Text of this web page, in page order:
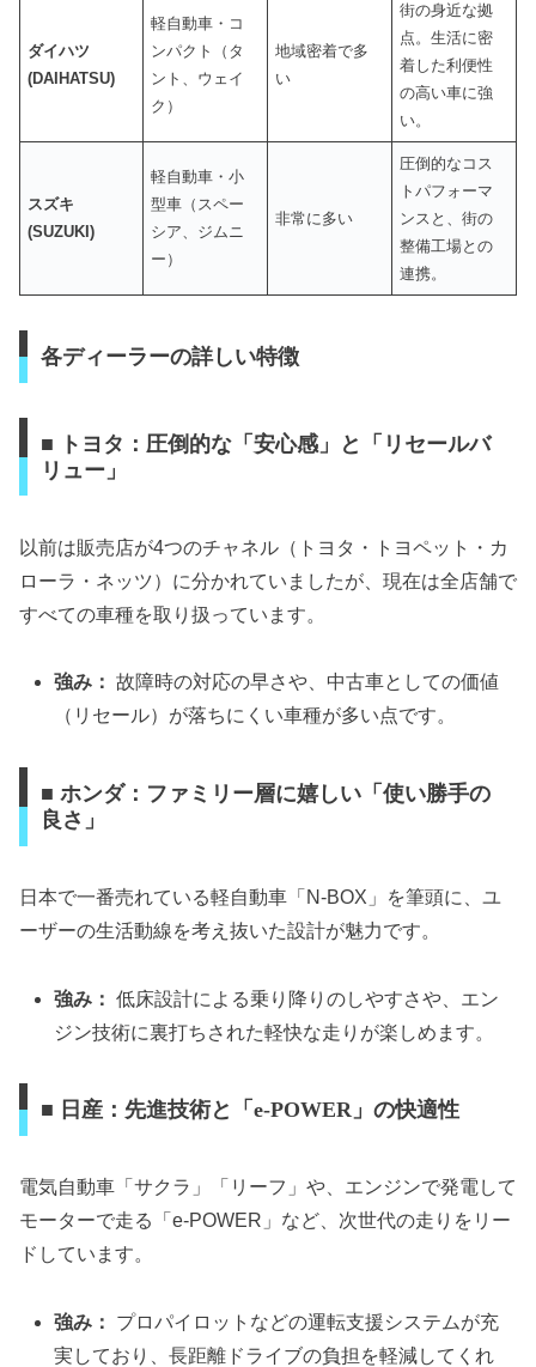
ダイハツ
(DAIHATSU)
軽自動車・コ
ンパクト（タ
ント、ウェイ
ク）
地域密着で多
い
街の身近な拠
点。生活に密
着した利便性
の高い車に強
い。
スズキ
(SUZUKI)
軽自動車・小
型車（スペー
シア、ジムニ
ー）
非常に多い
圧倒的なコス
トパフォーマ
ンスと、街の
整備工場との
連携。
各ディーラーの詳しい特徴
■ トヨタ：圧倒的な「安心感」と「リセールバ
リュー」
以前は販売店が4つのチャネル（トヨタ・トヨペット・カ
ローラ・ネッツ）に分かれていましたが、現在は全店舗で
すべての車種を取り扱っています。
強み： 故障時の対応の早さや、中古車としての価値
（リセール）が落ちにくい車種が多い点です。
■ ホンダ：ファミリー層に嬉しい「使い勝手の
良さ」
日本で一番売れている軽自動車「N-BOX」を筆頭に、ユ
ーザーの生活動線を考え抜いた設計が魅力です。
強み： 低床設計による乗り降りのしやすさや、エン
ジン技術に裏打ちされた軽快な走りが楽しめます。
■ 日産：先進技術と「e-POWER」の快適性
電気自動車「サクラ」「リーフ」や、エンジンで発電して
モーターで走る「e-POWER」など、次世代の走りをリー
ドしています。
強み：
プロパイロットなどの運転支援システムが充
実しており、長距離ドライブの負担を軽減してくれ